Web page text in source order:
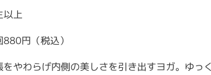
上
円（税込）
やわらげ内側の美しさを引き出すヨガ。ゆっ